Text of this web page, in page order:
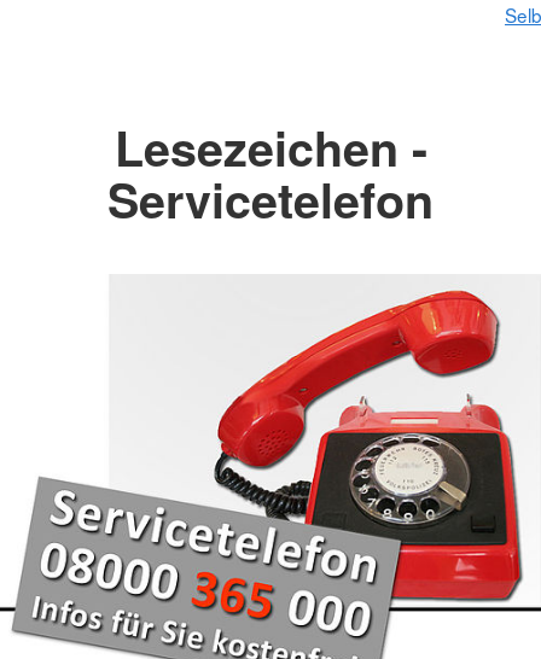
Lesezeichen -
Servicetelefon